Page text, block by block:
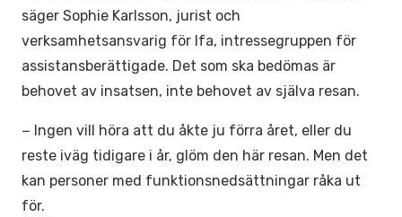
säger Sophie Karlsson, jurist och
verksamhetsansvarig för Ifa, intressegruppen för
assistansberättigade. Det som ska bedömas är
behovet av insatsen, inte behovet av själva resan.
− Ingen vill höra att du åkte ju förra året, eller du
reste iväg tidigare i år, glöm den här resan. Men det
kan personer med funktionsnedsättningar råka ut
för.